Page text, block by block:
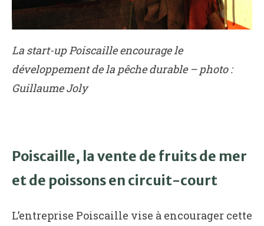
La start-up Poiscaille encourage le
développement de la pêche durable – photo :
Guillaume Joly
Poiscaille, la vente de fruits de mer
et de poissons en circuit-court
L’entreprise Poiscaille vise à encourager cette